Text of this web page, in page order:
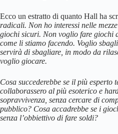
Ecco un estratto di quanto Hall ha
radicali. Non ho interessi nelle
giochi sicuri. Non voglio fare giochi
come li stiamo facendo. Voglio
servirà di sbagliare, in modo da
voglio giocare.
Cosa succederebbe se il più esperto
collaborassero al più esoterico e
sopravvivenza, senza cercare di
pubblico? Cosa accadrebbe se i
senza l’obbiettivo di fare soldi?